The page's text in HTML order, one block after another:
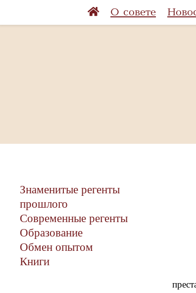
О совете
Знаменитые регенты
прошлого
Современные регенты
Образование
Обмен опытом
Книги